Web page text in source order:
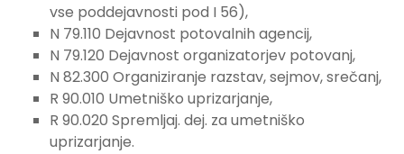
vse poddejavnosti pod I 56),
N 79.110 Dejavnost potovalnih agencij,
N 79.120 Dejavnost organizatorjev potovanj,
N 82.300 Organiziranje razstav, sejmov, srečanj,
R 90.010 Umetniško uprizarjanje,
R 90.020 Spremljaj. dej. za umetniško
uprizarjanje.